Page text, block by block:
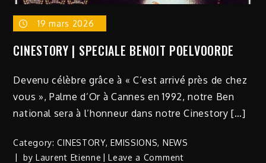
19 mars 2026
CINESTORY | SPECIALE BENOIT POELVOORDE
Devenu célèbre grâce à « C’est arrivé près de chez
vous », Palme d’Or à Cannes en 1992, notre Ben
national sera à l’honneur dans notre Cinestory […]
Category:CINESTORY,EMISSIONS, NEWS
by Laurent Etienne Leave a Commenton